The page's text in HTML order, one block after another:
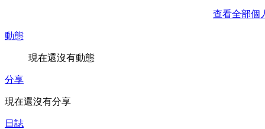
查看全部個
動態
現在還沒有動態
分享
現在還沒有分享
日誌